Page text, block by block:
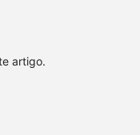
artigo.